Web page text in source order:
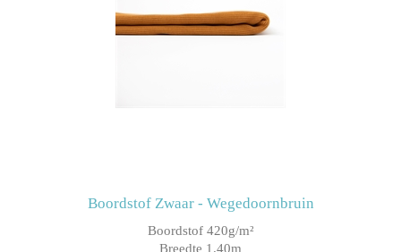
Boordstof Zwaar - Wegedoornbruin
Boordstof 420g/m²
Breedte 1.40m